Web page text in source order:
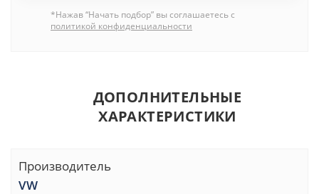
*Нажав “Начать подбор” вы соглашаетесь с
политикой конфиденциальности
ДОПОЛНИТЕЛЬНЫЕ
ХАРАКТЕРИСТИКИ
Производитель
VW